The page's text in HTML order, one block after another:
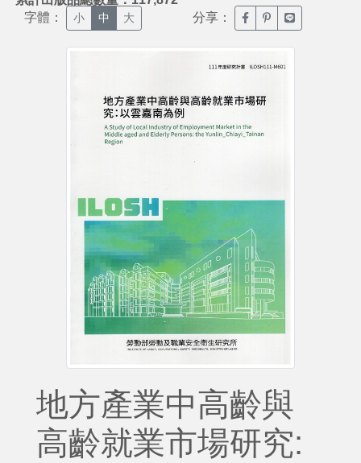
字體： 小 中 大 分享： 臉書分享(另開新視窗)
噗浪分享(另開新
Line分享(另
地方產業中高齡與
高齡就業市場研究: